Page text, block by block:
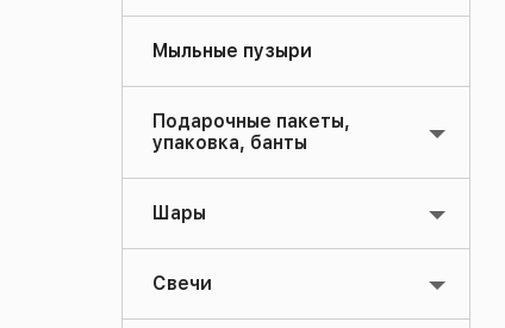
Мыльные пузыри
Подарочные пакеты,
упаковка, банты
Шары
Свечи